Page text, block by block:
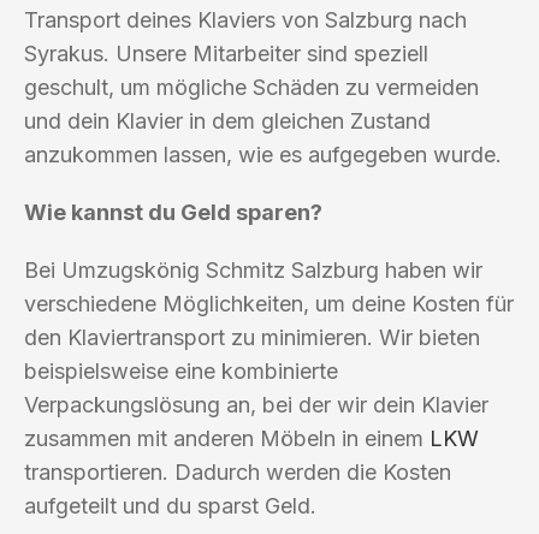
Transport deines Klaviers von Salzburg nach
Syrakus. Unsere Mitarbeiter sind speziell
geschult, um mögliche Schäden zu vermeiden
und dein Klavier in dem gleichen Zustand
anzukommen lassen, wie es aufgegeben wurde.
Wie kannst du Geld sparen?
Bei Umzugskönig Schmitz Salzburg haben wir
verschiedene Möglichkeiten, um deine Kosten für
den Klaviertransport zu minimieren. Wir bieten
beispielsweise eine kombinierte
Verpackungslösung an, bei der wir dein Klavier
zusammen mit anderen Möbeln in einem LKW
transportieren. Dadurch werden die Kosten
aufgeteilt und du sparst Geld.